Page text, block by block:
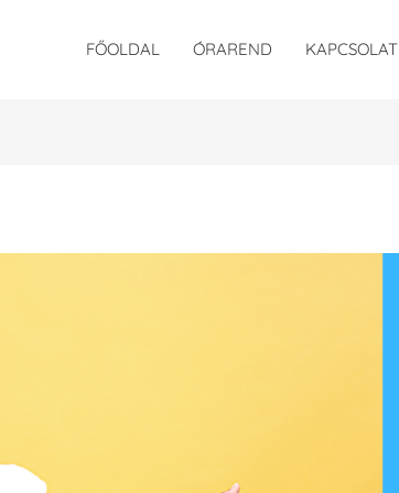
FŐOLDAL ÓRAREND KAPCSOLAT